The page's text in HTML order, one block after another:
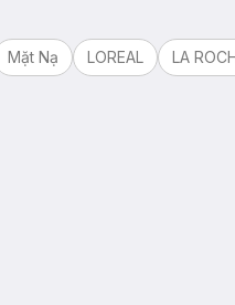
Mặt Nạ LOREAL LA